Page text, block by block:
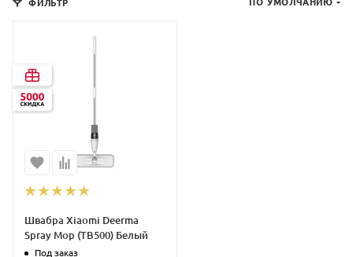
ФИЛЬТР ПО УМОЛЧАНИЮ
Швабра Xiaomi Deerma
Spray Mop (TB500) Белый
Под заказ